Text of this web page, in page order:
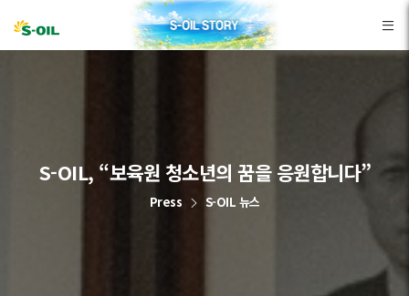
S-OIL, “보육원 청소년의 꿈을 응원합니다”
Press S-OIL 뉴스